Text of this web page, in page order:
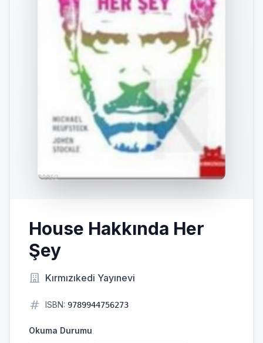
House Hakkında Her
Şey
Kırmızıkedi Yayınevi
ISBN: 9789944756273
Okuma Durumu